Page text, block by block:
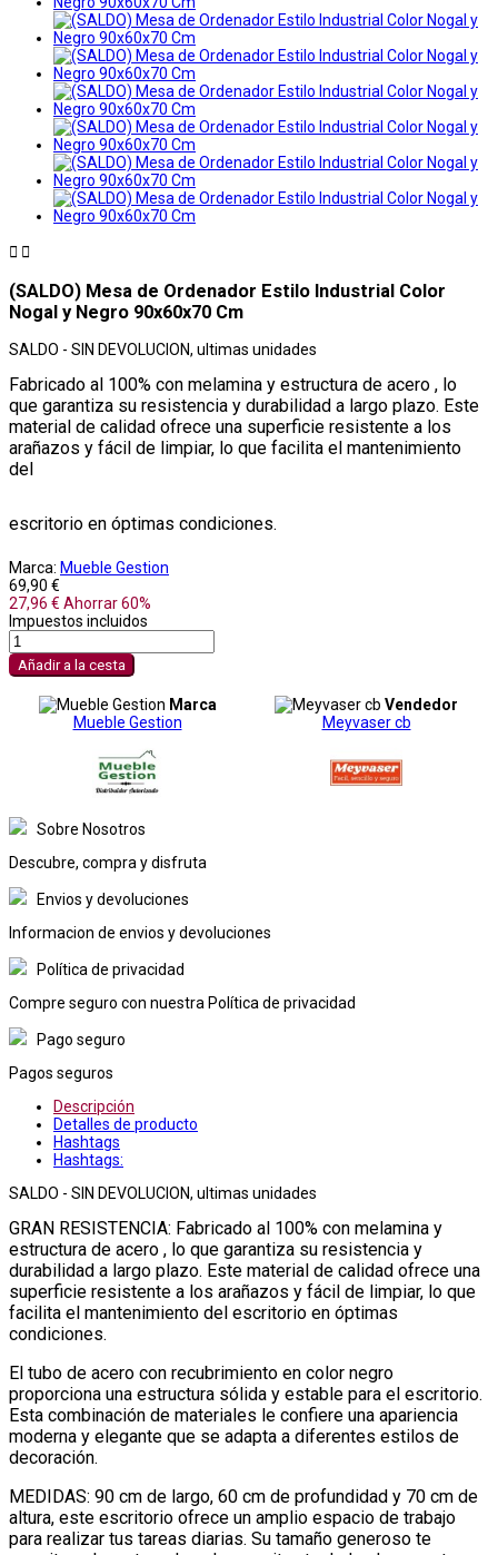
 
(SALDO) Mesa de Ordenador Estilo Industrial Color
Nogal y Negro 90x60x70 Cm
SALDO - SIN DEVOLUCION, ultimas unidades
Fabricado al 100% con melamina y estructura de acero , lo
que garantiza su resistencia y durabilidad a largo plazo. Este
material de calidad ofrece una superficie resistente a los
arañazos y fácil de limpiar, lo que facilita el mantenimiento
del
escritorio en óptimas condiciones.
Marca: Mueble Gestion
69,90 €
27,96 € Ahorrar 60%
Impuestos incluidos
Añadir a la cesta
Marca
Mueble Gestion
Vendedor
Meyvaser cb
Sobre Nosotros
Descubre, compra y disfruta
Envios y devoluciones
Informacion de envios y devoluciones
Política de privacidad
Compre seguro con nuestra Política de privacidad
Pago seguro
Pagos seguros
Descripción
Detalles de producto
Hashtags
Hashtags:
SALDO - SIN DEVOLUCION, ultimas unidades
GRAN RESISTENCIA: Fabricado al 100% con melamina y
estructura de acero , lo que garantiza su resistencia y
durabilidad a largo plazo. Este material de calidad ofrece una
superficie resistente a los arañazos y fácil de limpiar, lo que
facilita el mantenimiento del escritorio en óptimas
condiciones.
El tubo de acero con recubrimiento en color negro
proporciona una estructura sólida y estable para el escritorio.
Esta combinación de materiales le confiere una apariencia
moderna y elegante que se adapta a diferentes estilos de
decoración.
MEDIDAS: 90 cm de largo, 60 cm de profundidad y 70 cm de
altura, este escritorio ofrece un amplio espacio de trabajo
para realizar tus tareas diarias. Su tamaño generoso te